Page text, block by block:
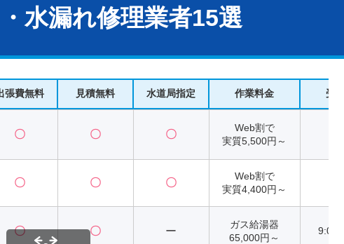
水漏れ修理業者15選
張費無料 見積無料 水道局指定 作業料金 受
〇 〇 〇
Web割で
実質5,500円～
〇 〇 〇
Web割で
実質4,400円～
〇 〇 ー
ガス給湯器
65,000円～
9:00